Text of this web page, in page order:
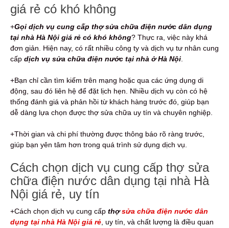
giá rẻ có khó không
+Gọi dịch vụ cung cấp thợ sửa chữa điện nước dân dụng
tại nhà Hà Nội giá rẻ có khó không? Thực ra, việc này khá
đơn giản. Hiện nay, có rất nhiều công ty và dịch vụ tư nhân cung
cấp dịch vụ sửa chữa điện nước tại nhà ở Hà Nội.
+Bạn chỉ cần tìm kiếm trên mạng hoặc qua các ứng dụng di
động, sau đó liên hệ để đặt lịch hẹn. Nhiều dịch vụ còn có hệ
thống đánh giá và phản hồi từ khách hàng trước đó, giúp bạn
dễ dàng lựa chọn được thợ sửa chữa uy tín và chuyên nghiệp.
+Thời gian và chi phí thường được thông báo rõ ràng trước,
giúp bạn yên tâm hơn trong quá trình sử dụng dịch vụ.
Cách chọn dịch vụ cung cấp thợ sửa
chữa điện nước dân dụng tại nhà Hà
Nội giá rẻ, uy tín
+Cách chọn dịch vụ cung cấp thợsửa chữa điện nước dân
dụng tại nhà Hà Nội giá rẻ, uy tín, và chất lượng là điều quan